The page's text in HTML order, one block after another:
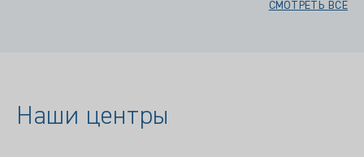
СМОТРЕТЬ ВСЕ
Наши центры